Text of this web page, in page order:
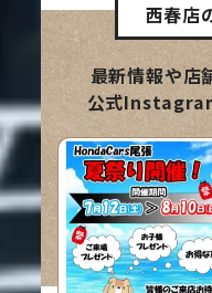
展示車
試乗車
展示車
西春店
最新情報や店
公式